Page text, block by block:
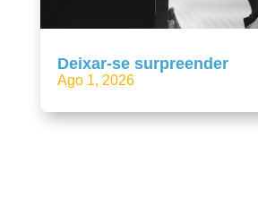
Deixar-se surpreender
Ago 1, 2026